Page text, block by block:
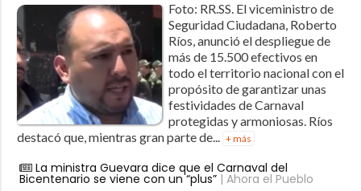
Foto: RR.SS. El viceministro de
Seguridad Ciudadana, Roberto
Ríos, anunció el despliegue de
más de 15.500 efectivos en
todo el territorio nacional con el
propósito de garantizar unas
festividades de Carnaval
protegidas y armoniosas. Ríos
destacó que, mientras gran parte de... + más
La ministra Guevara dice que el Carnaval del
Bicentenario se viene con un “plus”| Ahora el Pueblo